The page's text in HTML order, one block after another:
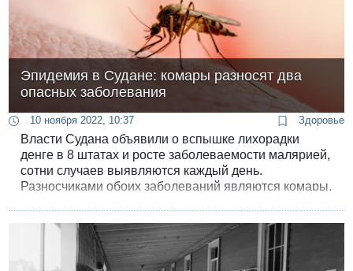
Эпидемия в Судане: комары разносят два
опасных заболевания
10 ноября 2022, 10:37 Здоровье
Власти Судана объявили о вспышке лихорадки
денге в 8 штатах и ​​росте заболеваемости малярией,
сотни случаев выявляются каждый день.
Разносчиками обоих заболеваний являются комары.